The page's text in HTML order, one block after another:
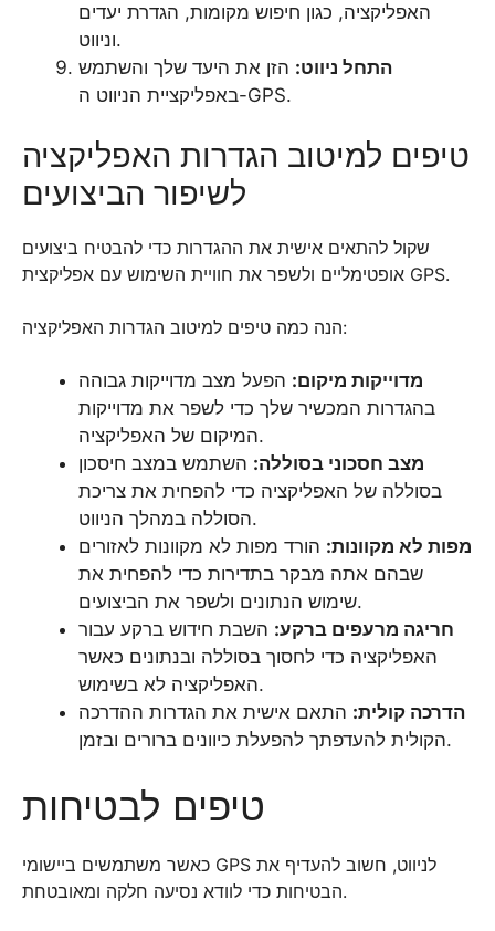
האפליקציה, כגון חיפוש מקומות, הגדרת יעדים
וניווט.
התחל ניווט: הזן את היעד שלך והשתמש
באפליקציית הניווט ה-GPS.
טיפים למיטוב הגדרות האפליקציה
לשיפור הביצועים
שקול להתאים אישית את ההגדרות כדי להבטיח ביצועים
אופטימליים ולשפר את חוויית השימוש עם אפליקצית GPS.
הנה כמה טיפים למיטוב הגדרות האפליקציה:
מדוייקות מיקום: הפעל מצב מדוייקות גבוהה
בהגדרות המכשיר שלך כדי לשפר את מדוייקות
המיקום של האפליקציה.
מצב חסכוני בסוללה: השתמש במצב חיסכון
בסוללה של האפליקציה כדי להפחית את צריכת
הסוללה במהלך הניווט.
מפות לא מקוונות: הורד מפות לא מקוונות לאזורים
שבהם אתה מבקר בתדירות כדי להפחית את
שימוש הנתונים ולשפר את הביצועים.
חריגה מרעפים ברקע: השבת חידוש ברקע עבור
האפליקציה כדי לחסוך בסוללה ובנתונים כאשר
האפליקציה לא בשימוש.
הדרכה קולית: התאם אישית את הגדרות ההדרכה
הקולית להעדפתך להפעלת כיוונים ברורים ובזמן.
טיפים לבטיחות
כאשר משתמשים ביישומי GPS לניווט, חשוב להעדיף את
הבטיחות כדי לוודא נסיעה חלקה ומאובטחת.